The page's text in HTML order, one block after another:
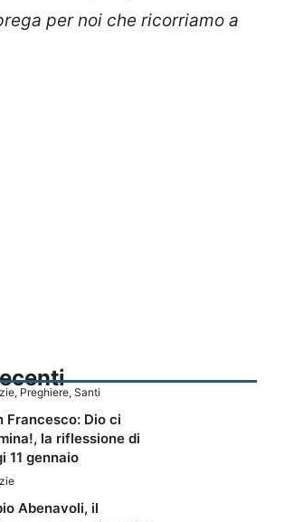
per noi che ricorriamo a
, Preghiere, Santi
Francesco: Dio ci
la riflessione di
11 gennaio
Abenavoli, il